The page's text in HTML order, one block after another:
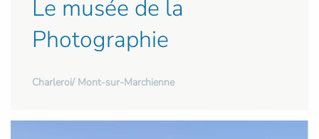
Le musée de la
Photographie
Charleroi/ Mont-sur-Marchienne